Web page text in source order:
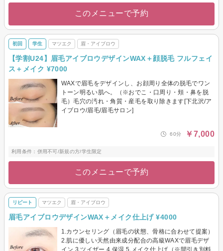
このメニューで予約
初回 学生 マツエク 眉・アイブロウ
【学割U24】眉毛アイブロウデザインWAX＋顔脱毛 フルフェイ
ス＋メイク ¥7000
WAXで眉毛をデザインし、お顔周り全体の脱毛でワン
トーン明るい肌へ。（※おでこ・口周り・頬・鼻を脱
毛）毛穴の汚れ・角質・産毛を取り除きます[下北沢/ア
イブロウ/眉毛/眉毛サロン]
60分 ￥7,000
利用条件：併用不可/新規の方/学生限定
このメニューで予約
リピート マツエク 眉・アイブロウ
眉毛アイブロウデザインWAX＋メイク仕上げ ¥4000
1.カウンセリング（眉毛の状態、骨格に合わせて提案）
2.肌に優しい天然由来成分配合の高級WAXで眉毛デザ